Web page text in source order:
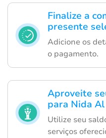
Finalize a
presente
Adicione os
o pagamento.
Aproveite
para Nida
Utilize seu
serviços